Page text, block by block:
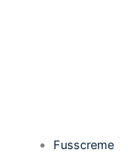
Fusscreme